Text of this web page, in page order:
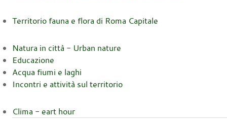
Territorio fauna e flora di Roma Capitale
Natura in città - Urban nature
Educazione
Acqua fiumi e laghi
Incontri e attività sul territorio
Clima - eart hour